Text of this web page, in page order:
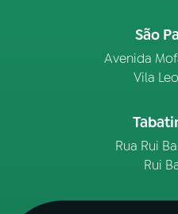
São
Avenida
Vila
Rua Rui
Rui